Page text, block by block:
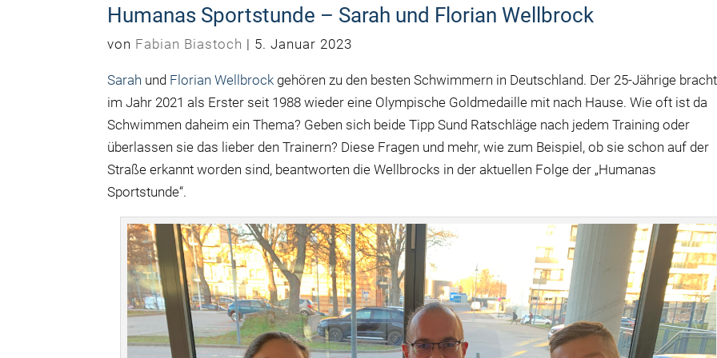
Humanas Sportstunde – Sarah und Florian Wellbrock
von Fabian Biastoch | 5. Januar 2023
Sarah und Florian Wellbrock gehören zu den besten Schwimmern in Deutschland. Der 25-Jährige
im Jahr 2021 als Erster seit 1988 wieder eine Olympische Goldmedaille mit nach Hause. Wie oft ist da
Schwimmen daheim ein Thema? Geben sich beide Tipp Sund Ratschläge nach jedem Training oder
überlassen sie das lieber den Trainern? Diese Fragen und mehr, wie zum Beispiel, ob sie schon auf der
Straße erkannt worden sind, beantworten die Wellbrocks in der aktuellen Folge der „Humanas
Sportstunde“.